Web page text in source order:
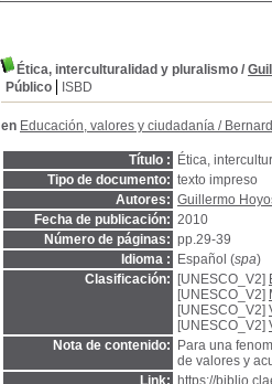
Ética, interculturalidad y pluralismo /
Público
ISBD
en Educación, valores y ciudadanía /
Título :
Ética,
Tipo de documento: texto impreso
Autores: Guillermo
Fecha de publicación: 2010
Número de páginas: pp.29-39
Idioma :
Español (spa)
Clasificación:
[UNESCO_V2]
[UNESCO_V2]
[UNESCO_V2]
[UNESCO_V2]
Nota de contenido:
Para una
de valores y
Link:
https://